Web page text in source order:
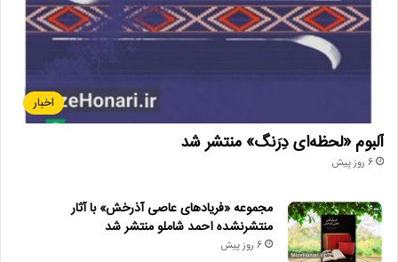
اخبار
آلبوم «لحظه‌ای دِرَنگ» منتشر شد
6 روز پیش
مجموعه «فریادهای عاصی آذرخش» با آثار
منتشرنشده احمد شاملو منتشر شد
6 روز پیش